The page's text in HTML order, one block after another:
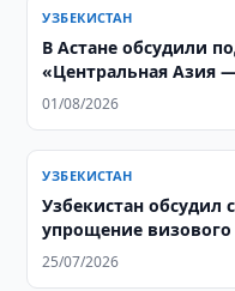
УЗБЕКИСТАН
В Астане обсудили
«Центральная Азия
01/08/2026
УЗБЕКИСТАН
Узбекистан
упрощение
25/07/2026